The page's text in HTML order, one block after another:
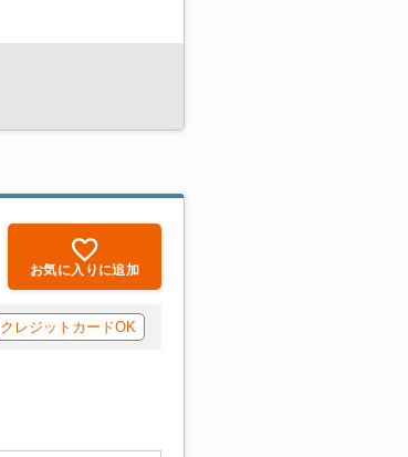
お気に入りに追加
クレジットカードOK